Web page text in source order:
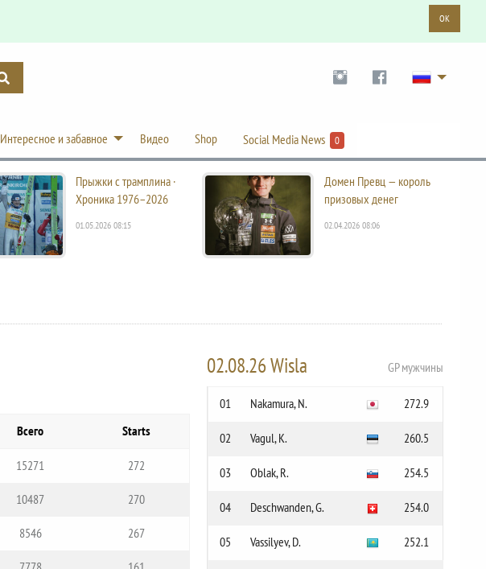
OK
Интересное и забавное Видео Shop Social Media News 0
Прыжки с трамплина ·
Хроника 1976–2026
01.05.2026 08:15
Домен Превц — король
призовых денег
02.04.2026 08:06
Всего Starts
15271 272
10487 270
8546 267
02.08.26 Wisla GP мужчины
01 Nakamura, N. 272.9
02 Vagul, K. 260.5
03 Oblak, R. 254.5
04 Deschwanden, G. 254.0
05 Vassilyev, D. 252.1